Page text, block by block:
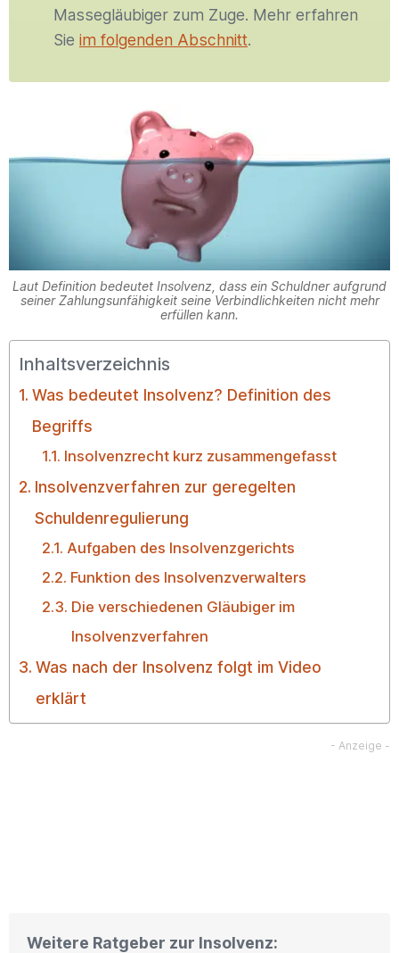
Massegläubiger zum Zuge. Mehr erfahren
Sie im folgenden Abschnitt.
Laut Definition bedeutet Insolvenz, dass ein Schuldner aufgrund
seiner Zahlungsunfähigkeit seine Verbindlichkeiten nicht mehr
erfüllen kann.
Inhaltsverzeichnis
Was bedeutet Insolvenz? Definition des
Begriffs
Insolvenzrecht kurz zusammengefasst
Insolvenzverfahren zur geregelten
Schuldenregulierung
Aufgaben des Insolvenzgerichts
Funktion des Insolvenzverwalters
Die verschiedenen Gläubiger im
Insolvenzverfahren
Was nach der Insolvenz folgt im Video
erklärt
Weitere Ratgeber zur Insolvenz: